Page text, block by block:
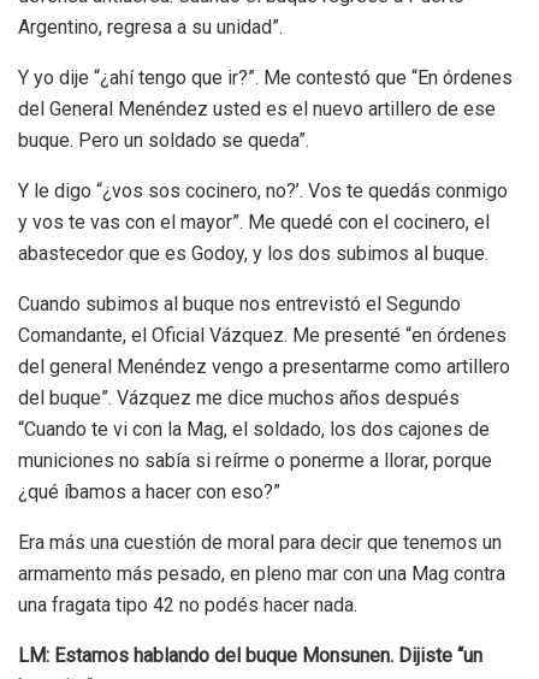
Argentino, regresa a su unidad”.
Y yo dije “¿ahí tengo que ir?”. Me contestó que “En órdenes
del General Menéndez usted es el nuevo artillero de ese
buque. Pero un soldado se queda”.
Y le digo “¿vos sos cocinero, no?’. Vos te quedás conmigo
y vos te vas con el mayor”. Me quedé con el cocinero, el
abastecedor que es Godoy, y los dos subimos al buque.
Cuando subimos al buque nos entrevistó el Segundo
Comandante, el Oficial Vázquez. Me presenté “en órdenes
del general Menéndez vengo a presentarme como artillero
del buque”. Vázquez me dice muchos años después
“Cuando te vi con la Mag, el soldado, los dos cajones de
municiones no sabía si reírme o ponerme a llorar, porque
¿qué íbamos a hacer con eso?”
Era más una cuestión de moral para decir que tenemos un
armamento más pesado, en pleno mar con una Mag contra
una fragata tipo 42 no podés hacer nada.
LM: Estamos hablando del buque Monsunen. Dijiste “un